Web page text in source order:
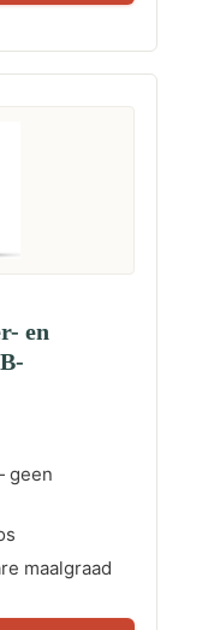
en
geen
maalgraad